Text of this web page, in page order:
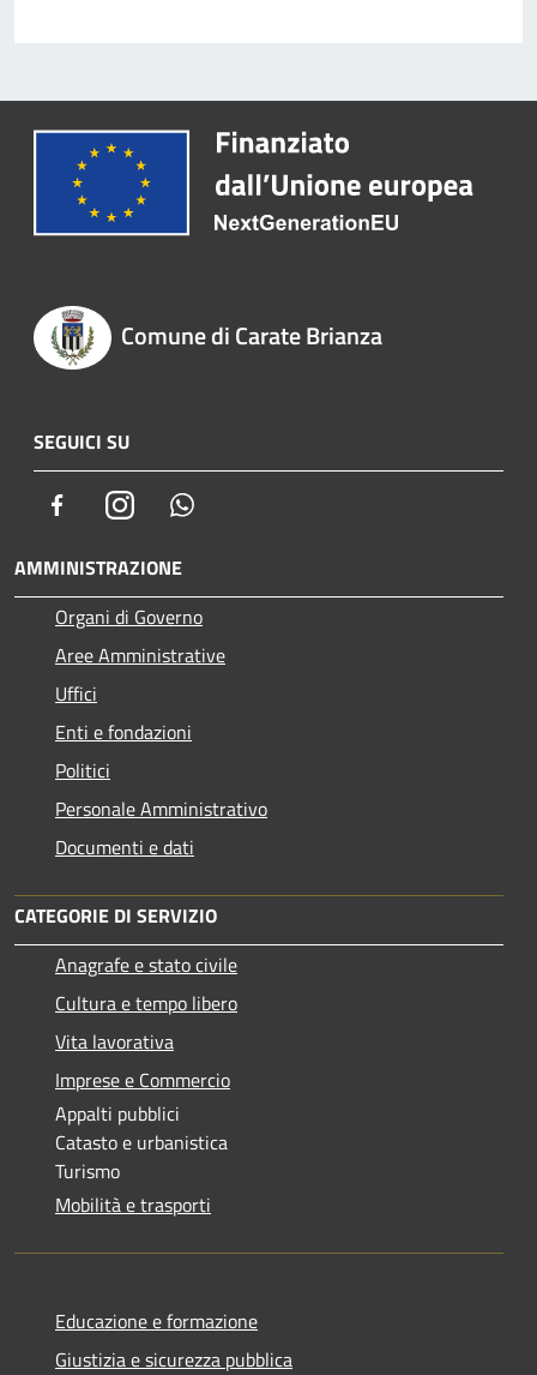
Comune di Carate Brianza
SEGUICI SU
FacebookInstagram
AMMINISTRAZIONE
Organi di Governo
Aree Amministrative
Uffici
Enti e fondazioni
Politici
Personale Amministrativo
Documenti e dati
CATEGORIE DI SERVIZIO
Anagrafe e stato civile
Cultura e tempo libero
Vita lavorativa
Imprese e Commercio
Appalti pubblici
Catasto e urbanistica
Turismo
Mobilità e trasporti
Educazione e formazione
Giustizia e sicurezza pubblica